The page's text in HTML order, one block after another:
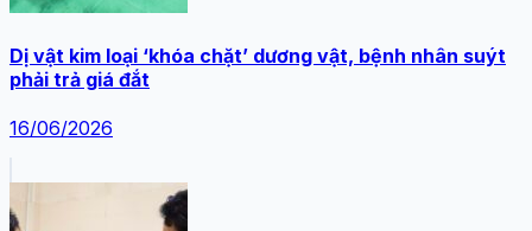
Dị vật kim loại ‘khóa chặt’ dương vật, bệnh nhân suýt
phải trả giá đắt
16/06/2026